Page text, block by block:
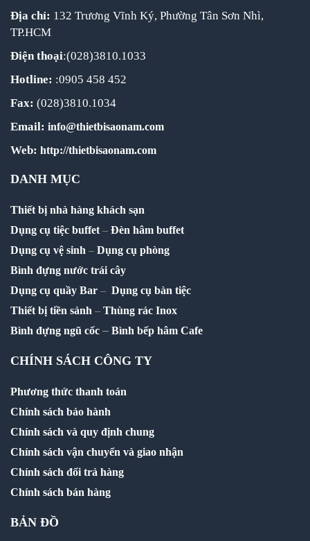
Địa chỉ: 132 Trương Vĩnh Ký, Phường Tân Sơn Nhì,
TP.HCM
Điện thoại:(028)3810.1033
Hotline: :0905 458 452
Fax: (028)3810.1034
Email: info@thietbisaonam.com
Web: http://thietbisaonam.com
DANH MỤC
Thiết bị nhà hàng khách sạn
Dụng cụ tiệc buffet – Đèn hâm buffet
Dụng cụ vệ sinh – Dụng cụ phòng
Bình đựng nước trái cây
Dụng cụ quầy Bar – Dụng cụ bàn tiệc
Thiết bị tiền sảnh – Thùng rác Inox
Bình đựng ngũ cốc – Bình bếp hâm Cafe
CHÍNH SÁCH CÔNG TY
Phương thức thanh toán
Chính sách bảo hành
Chính sách và quy định chung
Chính sách vận chuyển và giao nhận
Chính sách đổi trả hàng
Chính sách bán hàng
BẢN ĐỒ